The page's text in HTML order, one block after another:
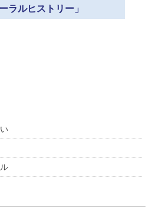
ラルヒストリー」